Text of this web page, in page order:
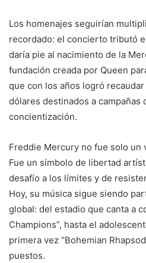
Los homenajes seguirían
recordado: el concierto tributó
daría pie al nacimiento de la
fundación creada por Queen
que con los años logró
dólares destinados a campañas
concientización.
Freddie Mercury no fue solo un
Fue un símbolo de libertad
desafío a los límites y de
Hoy, su música sigue siendo
global: del estadio que canta a
Champions”, hasta el
primera vez “Bohemian
puestos.